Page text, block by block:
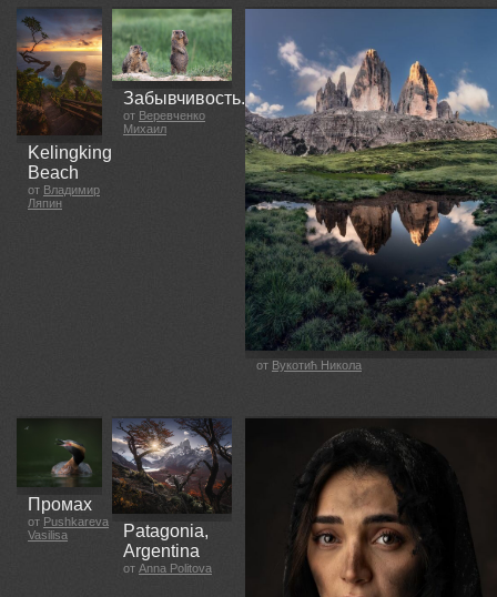
Kelingking
Beach
от Владимир
Ляпин
Забывчивость.
от Веревченко
Михаил
от Вукотић Никола
Промах
от Pushkareva
Vasilisa
Patagonia,
Argentina
от Anna Politova